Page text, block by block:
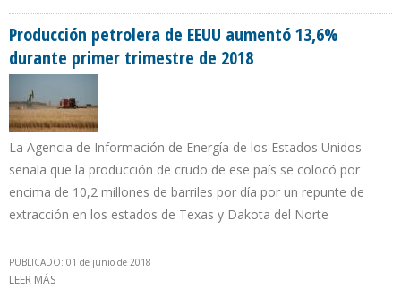
Producción petrolera de EEUU aumentó 13,6%
durante primer trimestre de 2018
La Agencia de Información de Energía de los Estados Unidos
señala que la producción de crudo de ese país se colocó por
encima de 10,2 millones de barriles por día por un repunte de
extracción en los estados de Texas y Dakota del Norte
PUBLICADO: 01 de junio de 2018
LEER MÁS